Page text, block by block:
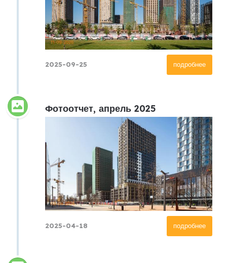
подробнее
2025-09-25
Фотоотчет, апрель 2025
подробнее
2025-04-18